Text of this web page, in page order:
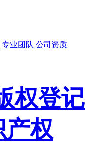
专业团队 公司资质